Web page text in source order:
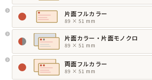
片面フルカラー
89 × 51 mm
片面カラー・片面モノクロ
89 × 51 mm
両面フルカラー
89 × 51 mm